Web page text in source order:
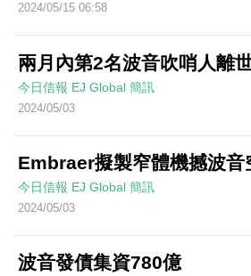
2024/05/15 06:58
兩月內第2名波音吹哨人離
今日信報 EJ Global 簡訊
2024/05/03
Embraer擬製窄體機撼波音
今日信報 EJ Global 簡訊
2024/05/03
波音發債集資780億